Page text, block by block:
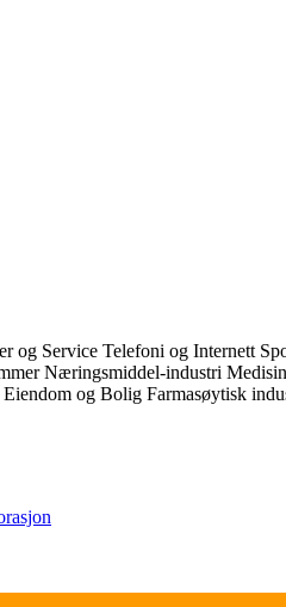
og Service Telefoni og Internett
Næringsmiddel-industri
Eiendom og Bolig Farmasøytisk